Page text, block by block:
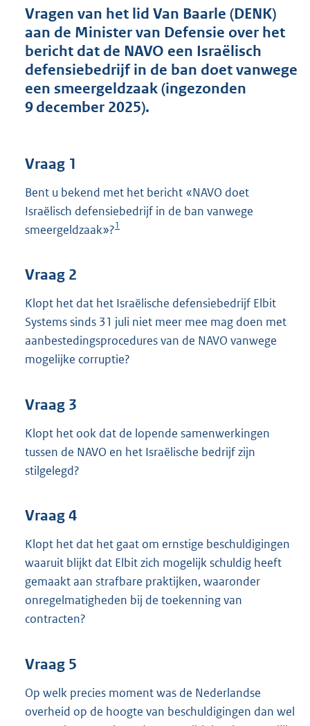
n
d
s
g
r
o
K
b
Vragen van het lid Van Baarle (DENK)
aan de Minister van Defensie over het
bericht dat de NAVO een Israëlisch
defensiebedrijf in de ban doet vanwege
een smeergeldzaak (ingezonden
9 december 2025).
Vraag 1
Bent u bekend met het bericht «NAVO doet
Israëlisch defensiebedrijf in de ban vanwege
smeergeldzaak»?1
Vraag 2
Klopt het dat het Israëlische defensiebedrijf Elbit
Systems sinds 31 juli niet meer mee mag doen met
aanbestedingsprocedures van de NAVO vanwege
mogelijke corruptie?
Vraag 3
Klopt het ook dat de lopende samenwerkingen
tussen de NAVO en het Israëlische bedrijf zijn
stilgelegd?
Vraag 4
Klopt het dat het gaat om ernstige beschuldigingen
waaruit blijkt dat Elbit zich mogelijk schuldig heeft
gemaakt aan strafbare praktijken, waaronder
onregelmatigheden bij de toekenning van
contracten?
Vraag 5
Op welk precies moment was de Nederlandse
overheid op de hoogte van beschuldigingen dan wel